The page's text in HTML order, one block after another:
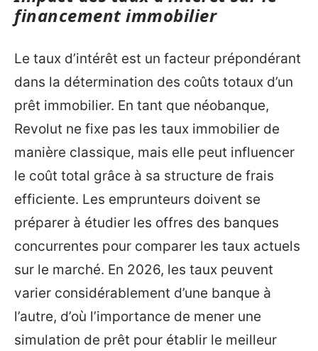
financement immobilier
Le taux d’intérêt est un facteur prépondérant
dans la détermination des coûts totaux d’un
prêt immobilier. En tant que néobanque,
Revolut ne fixe pas les taux immobilier de
manière classique, mais elle peut influencer
le coût total grâce à sa structure de frais
efficiente. Les emprunteurs doivent se
préparer à étudier les offres des banques
concurrentes pour comparer les taux actuels
sur le marché. En 2026, les taux peuvent
varier considérablement d’une banque à
l’autre, d’où l’importance de mener une
simulation de prêt pour établir le meilleur